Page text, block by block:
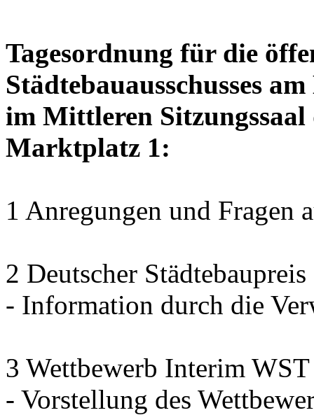
Tagesordnung für die
Städtebauausschusses
im Mittleren Sitzungssaal
Marktplatz 1:
1 Anregungen und Fragen
2 Deutscher
- Information durch die
3 Wettbewerb Interim WST
- Vorstellung des